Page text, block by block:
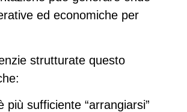
ed economiche per
strutturate questo
più sufficiente “arrangiarsi”